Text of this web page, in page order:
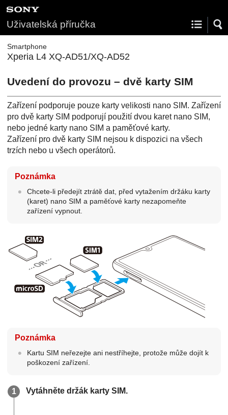
Uživatelská příručka
Smartphone
Xperia L4 XQ-AD51/XQ-AD52
Uvedení do provozu – dvě karty SIM
Zařízení podporuje pouze karty velikosti nano SIM. Zařízení
pro dvě karty SIM podporují použití dvou karet nano SIM,
nebo jedné karty nano SIM a paměťové karty.
Zařízení pro dvě karty SIM nejsou k dispozici na všech
trzích nebo u všech operátorů.
Poznámka
Chcete-li předejít ztrátě dat, před vytažením držáku karty
(karet) nano SIM a paměťové karty nezapomeňte
zařízení vypnout.
Poznámka
Kartu SIM neřezejte ani nestříhejte, protože může dojít k
poškození zařízení.
Vytáhněte držák karty SIM.